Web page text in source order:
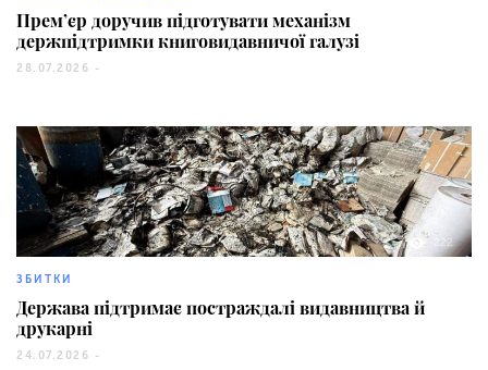
Прем’єр доручив підготувати механізм
держпідтримки книговидавничої галузі
28.07.2026 -
222
ЗБИТКИ
Держава підтримає постраждалі видавництва й
друкарні
24.07.2026 -